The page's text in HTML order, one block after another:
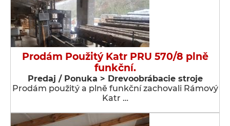
Prodám Použitý Katr PRU 570/8 plně
funkční.
Predaj / Ponuka > Drevoobrábacie stroje
Prodám použitý a plně funkční zachovali Rámový
Katr …